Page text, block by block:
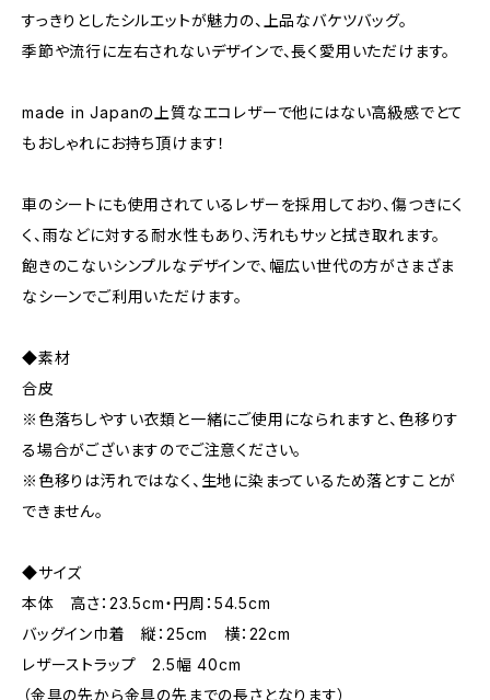
すっきりとしたシルエットが魅力の、上品なバケツバッグ。
季節や流行に左右されないデザインで、長く愛用いただけます。
made in Japanの上質なエコレザーで他にはない高級感でとて
もおしゃれにお持ち頂けます！
車のシートにも使用されているレザーを採用しており、傷つきにく
く、雨などに対する耐水性もあり、汚れもサッと拭き取れます。
飽きのこないシンプルなデザインで、幅広い世代の方がさまざま
なシーンでご利用いただけます。
◆素材
合皮
※色落ちしやすい衣類と一緒にご使用になられますと、色移りす
る場合がございますのでご注意ください。
※色移りは汚れではなく、生地に染まっているため落とすことが
できません。
◆サイズ
本体 高さ：23.5cm・円周：54.5cm
バッグイン巾着 縦：25cm 横：22cm
レザーストラップ 2.5幅 40cm
（金具の先から金具の先までの長さとなります）